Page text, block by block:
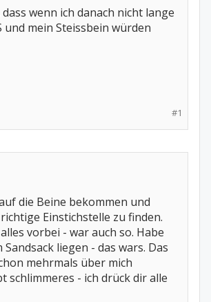
wenn ich danach nicht lange
und mein Steissbein würden
#1
die Beine bekommen und
Einstichstelle zu finden.
vorbei - war auch so. Habe
liegen - das wars. Das
mehrmals über mich
schlimmeres - ich drück dir alle